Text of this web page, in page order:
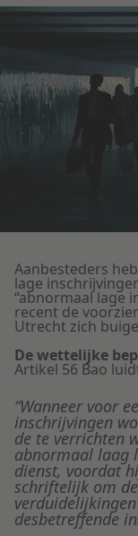
Dichtbij de
Lees meer
Aanbesteders
lage
“abnormaal lage
recent de
Utrecht zich
De wettelijke
Artikel 56 Bao
“Wanneer voor
inschrijvingen
de te verrichten
abnormaal laag
dienst, voordat
schriftelijk om
desbetreffende